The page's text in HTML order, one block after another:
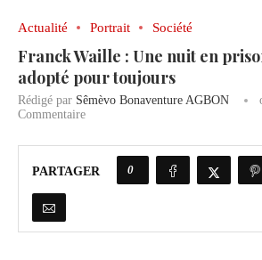
Actualité Portrait Société
Franck Waille : Une nuit en
adopté pour toujours
Rédigé par Sêmèvo Bonaventure AGBON
Commentaire
PARTAGER 0